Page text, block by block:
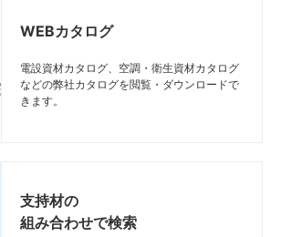
WEBカタログ
電設資材カタログ、空調・衛生資材カタログ
などの弊社カタログを閲覧・ダウンロードで
きます。
支持材の
組み合わせで検索